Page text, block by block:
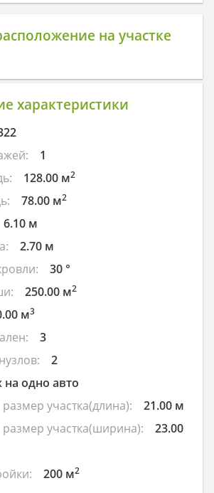
на участке
характеристики
1
128.00 м2
78.00 м2
6.10 м
2.70 м
30 °
250.00 м2
м3
3
2
на одно авто
участка(длина):
21.00 м
участка(ширина):
23.00
200 м2